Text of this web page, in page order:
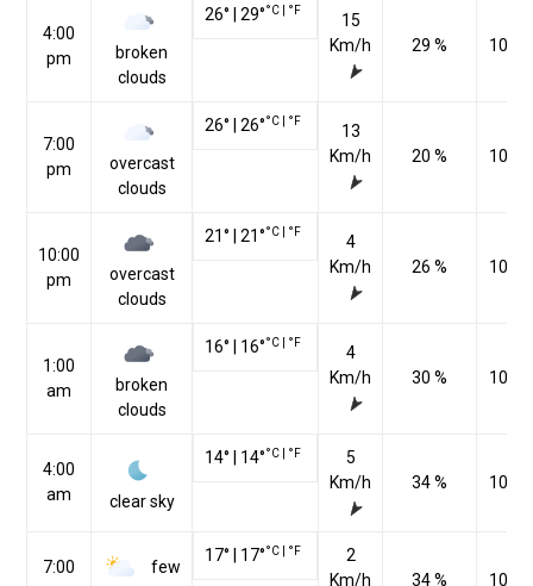
4:00
pm
broken
clouds
26° 29°°C °F
15
Km/h
29 % 1018
7:00
pm
overcast
clouds
26° 26°°C °F
13
Km/h
20 % 1016
10:00
pm
overcast
clouds
21° 21°°C °F
4
Km/h
26 % 1016
1:00
am
broken
clouds
16° 16°°C °F
4
Km/h
30 % 1016
4:00
am
clear sky
14° 14°°C °F
5
Km/h
34 % 1015
7:00
few
17° 17°°C °F
2
Km/h
34 % 1014